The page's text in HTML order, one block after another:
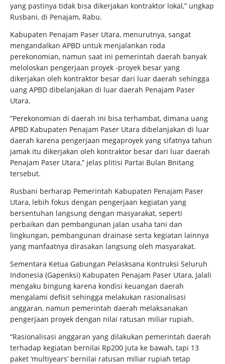
yang pastinya tidak bisa dikerjakan kontraktor lokal,” ungkap
Rusbani, di Penajam, Rabu.
Kabupaten Penajam Paser Utara, menurutnya, sangat
mengandalkan APBD untuk menjalankan roda
perekonomian, namun saat ini pemerintah daerah banyak
meloloskan pengerjaan proyek -proyek besar yang
dikerjakan oleh kontraktor besar dari luar daerah sehingga
uang APBD dibelanjakan di luar daerah Penajam Paser
Utara.
“Perekonomian di daerah ini bisa terhambat, dimana uang
APBD Kabupaten Penajam Paser Utara dibelanjakan di luar
daerah karena pengerjaan megaproyek yang sifatnya tahun
jamak itu dikerjakan oleh kontraktor besar dari luar daerah
Penajam Paser Utara,” jelas plitisi Partai Bulan Bnitang
tersebut.
Rusbani berharap Pemerintah Kabupaten Penajam Paser
Utara, lebih fokus dengan pengerjaan kegiatan yang
bersentuhan langsung dengan masyarakat, seperti
perbaikan dan pembangunan jalan usaha tani dan
lingkungan, pembangunan drainase serta kegiatan lainnya
yang manfaatnya dirasakan langsung oleh masyarakat.
Sementara Ketua Gabungan Pelasksana Kontruksi Seluruh
Indonesia (Gapenksi) Kabupaten Penajam Paser Utara, Jalali
mengaku bingung karena kondisi keuangan daerah
mengalami defisit sehingga melakukan rasionalisasi
anggaran, namun pemerintah daerah melaksanakan
pengerjaan proyek dengan nilai ratusan miliar rupiah.
“Rasionalisasi anggaran yang dilakukan pemerintah daerah
terhadap kegiatan bernilai Rp200 juta ke bawah, tapi 13
paket ‘multiyears’ bernilai ratusan miliar rupiah tetap